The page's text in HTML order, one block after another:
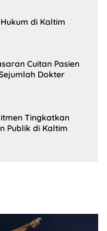
di Kaltim
Cuitan Pasien
Dokter
Tingkatkan
Publik di Kaltim